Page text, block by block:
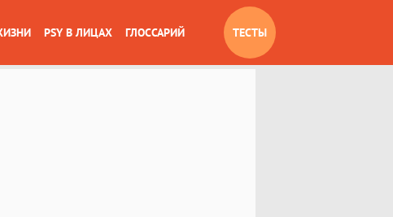
PSY В ЛИЦАХ ГЛОССАРИЙ ТЕСТЫ